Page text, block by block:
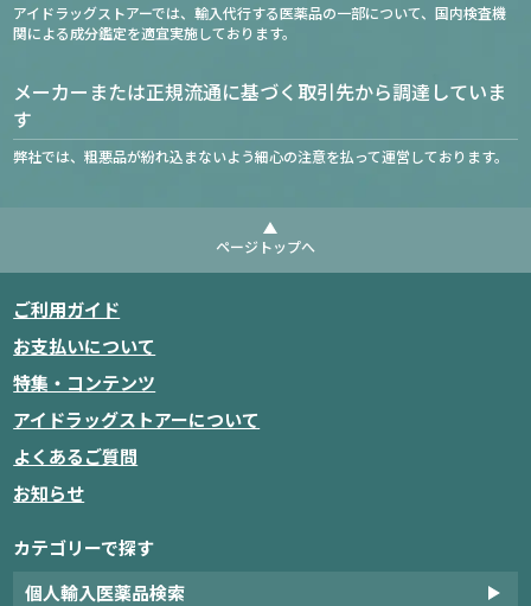
アイドラッグストアーでは、輸入代行する医薬品の一部について、国内検査機
関による成分鑑定を適宜実施しております。
メーカーまたは正規流通に基づく取引先から調達していま
す
弊社では、粗悪品が紛れ込まないよう細心の注意を払って運営しております。
ページトップへ
ご利用ガイド
お支払いについて
特集・コンテンツ
アイドラッグストアーについて
よくあるご質問
お知らせ
カテゴリーで探す
個人輸入医薬品検索